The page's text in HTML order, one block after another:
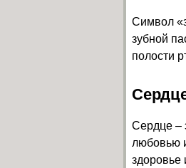
Символ
зубной
полости
Сердце –
любовью
здоровье